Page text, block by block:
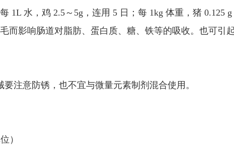
1L 水，鸡 2.5～5g，连用 5 日；每 1kg 体重，猪 0.125 g
而影响肠道对脂肪、蛋白质、糖、铁等的吸收。也可引
要注意防锈，也不宜与微量元素制剂混合使用。
）